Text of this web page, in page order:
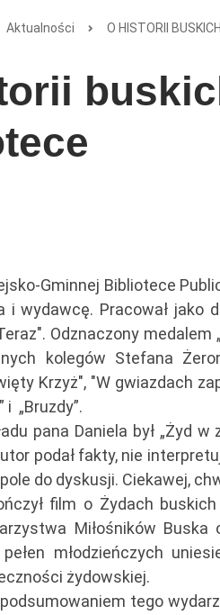
Aktualności O HISTORII
Gminnej Bibliotece
i wydawcę. Pracował jako
Odznaczony
kolegów Stefana
Krzyż", "W gwiazdach
i „Bruzdy”.
pana Daniela był „Żyd
podał fakty, nie
do dyskusji. Ciekawej,
film o Żydach
Miłośników
młodzieńczych
żydowskiej.
tego